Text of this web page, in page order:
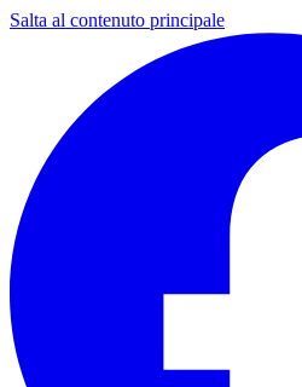
Salta al contenuto principale